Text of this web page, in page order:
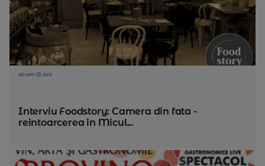
acum 13 ani
Interviu Foodstory: Camera din fata -
reintoarcerea in Micul...